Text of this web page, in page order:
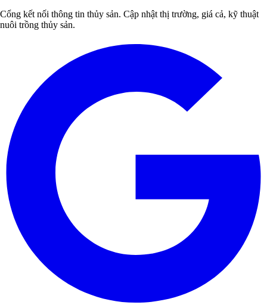
Cổng kết nối thông tin thủy sản. Cập nhật thị trường, giá cả, kỹ thuật
nuôi trồng thủy sản.